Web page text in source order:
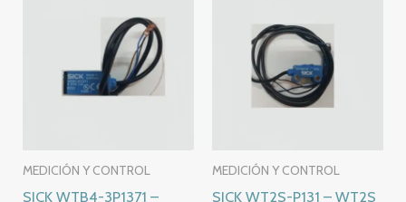
MEDICIÓN Y CONTROL
SICK WTB4-3P1371 –
MEDICIÓN Y CONTROL
SICK WT2S-P131 – WT2S